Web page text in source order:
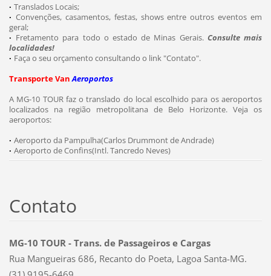
· Translados Locais;
· Convenções, casamentos, festas, shows entre outros eventos em
geral;
· Fretamento para todo o estado de Minas Gerais. Consulte mais
localidades!
· Faça o seu orçamento consultando o link "Contato".
Transporte VanAeroportos
A MG-10 TOUR faz o translado do local escolhido para os aeroportos
localizados na região metropolitana de Belo Horizonte. Veja os
aeroportos:
· Aeroporto da Pampulha(Carlos Drummont de Andrade)
· Aeroporto de Confins(Intl. Tancredo Neves)
Contato
MG-10 TOUR - Trans. de Passageiros e Cargas
Rua Mangueiras 686, Recanto do Poeta, Lagoa Santa-MG.